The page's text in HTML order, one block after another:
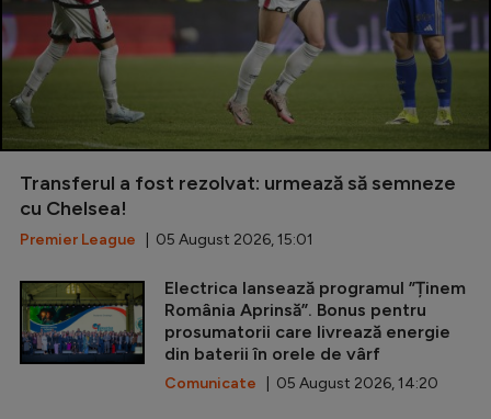
Transferul a fost rezolvat: urmează să semneze
cu Chelsea!
Premier League | 05 August 2026, 15:01
Electrica lansează programul ”Ținem
România Aprinsă”. Bonus pentru
prosumatorii care livrează energie
din baterii în orele de vârf
Comunicate | 05 August 2026, 14:20